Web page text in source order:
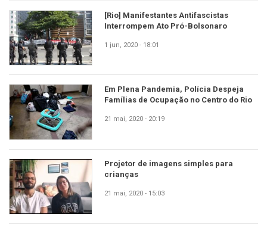
[Rio] Manifestantes Antifascistas
Interrompem Ato Pró-Bolsonaro
1 jun, 2020 - 18:01
Em Plena Pandemia, Polícia Despeja
Famílias de Ocupação no Centro do Rio
21 mai, 2020 - 20:19
Projetor de imagens simples para
crianças
21 mai, 2020 - 15:03